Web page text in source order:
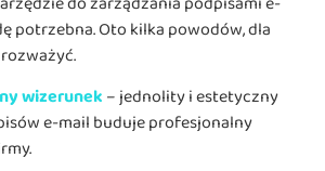
potrzebna. Oto kilka powodów, dla
rozważyć.
wizerunek – jednolity i estetyczny
e-mail buduje profesjonalny